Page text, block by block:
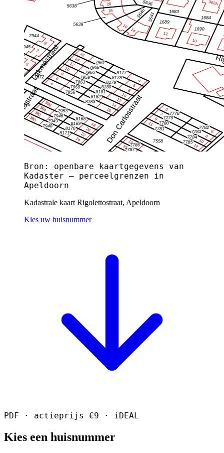
Bron: openbare kaartgegevens van
Kadaster — perceelgrenzen in
Apeldoorn
Kadastrale kaart Rigolettostraat, Apeldoorn
Kies uw huisnummer
PDF · actieprijs €9 · iDEAL
Kies een huisnummer